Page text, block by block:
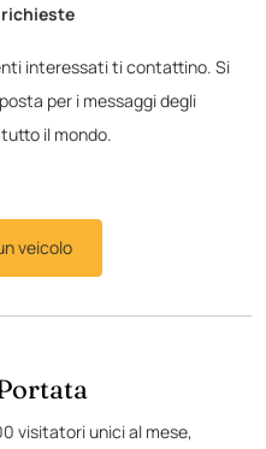
interessati ti contattino. Si
per i messaggi degli
il mondo.
veicolo
visitatori unici al mese,